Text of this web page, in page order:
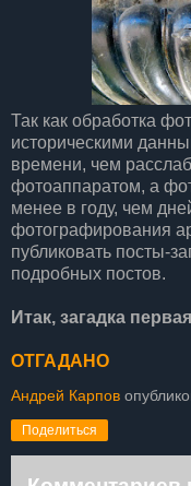
Так как обработка
историческими
времени, чем
фотоаппаратом, а
менее в году, чем
фотографирования
публиковать посты-
подробных постов.
Итак, загадка
ОТГАДАНО
Андрей Карпов
Поделиться